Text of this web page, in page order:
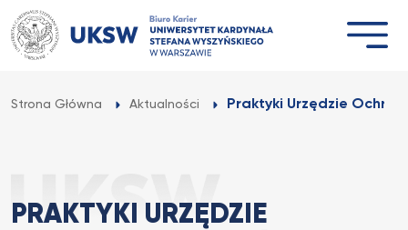
Przejdź
do
treści
Strona Główna Aktualności Praktyki Urzędzie
PRAKTYKI URZĘDZIE